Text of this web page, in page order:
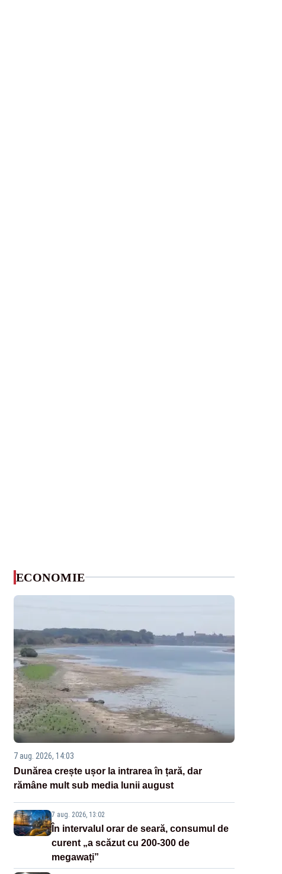
ECONOMIE
7 aug. 2026, 14:03
Dunărea crește ușor la intrarea în țară, dar
rămâne mult sub media lunii august
7 aug. 2026, 13:02
În intervalul orar de seară, consumul de
curent „a scăzut cu 200-300 de
megawați”